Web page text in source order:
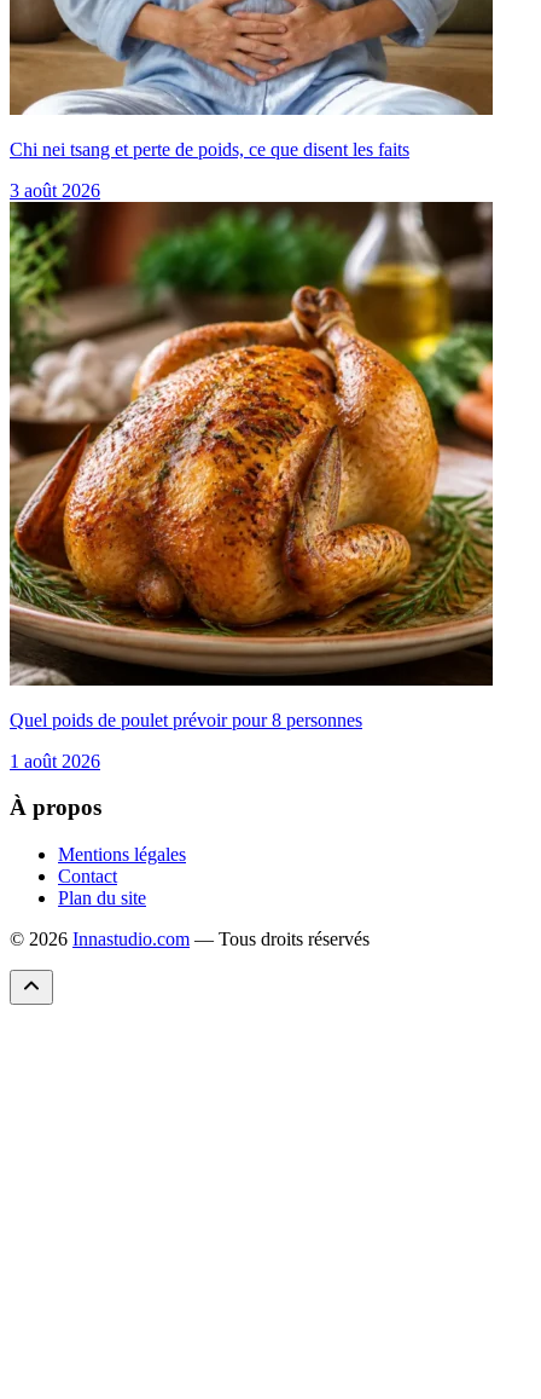
Chi nei tsang et perte de poids, ce que disent les faits
3 août 2026
Quel poids de poulet prévoir pour 8 personnes
1 août 2026
À propos
Mentions légales
Contact
Plan du site
© 2026 Innastudio.com — Tous droits réservés